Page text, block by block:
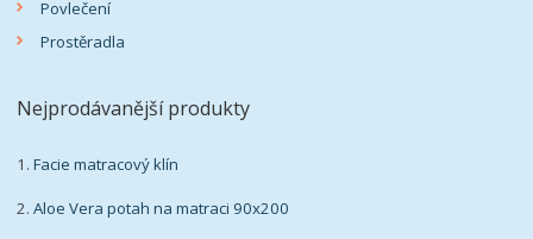
Povlečení
Prostěradla
Nejprodávanější produkty
1.Facie matracový klín
2.Aloe Vera potah na matraci 90x200